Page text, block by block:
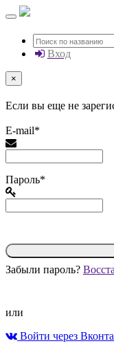
Вход
×
Если вы еще не
E-mail*
Пароль*
Забыли пароль?
или
Войти через